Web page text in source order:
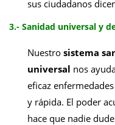
sus ciudadanos
3.- Sanidad universal y
Nuestro sistema
universal nos
eficaz
y rápida. El poder
hace que nadie